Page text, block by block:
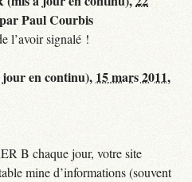
parPaul Courbis
l’avoir signalé !
en continu), 15 mars 2011,
B chaque jour, votre site
mine d’informations (souvent